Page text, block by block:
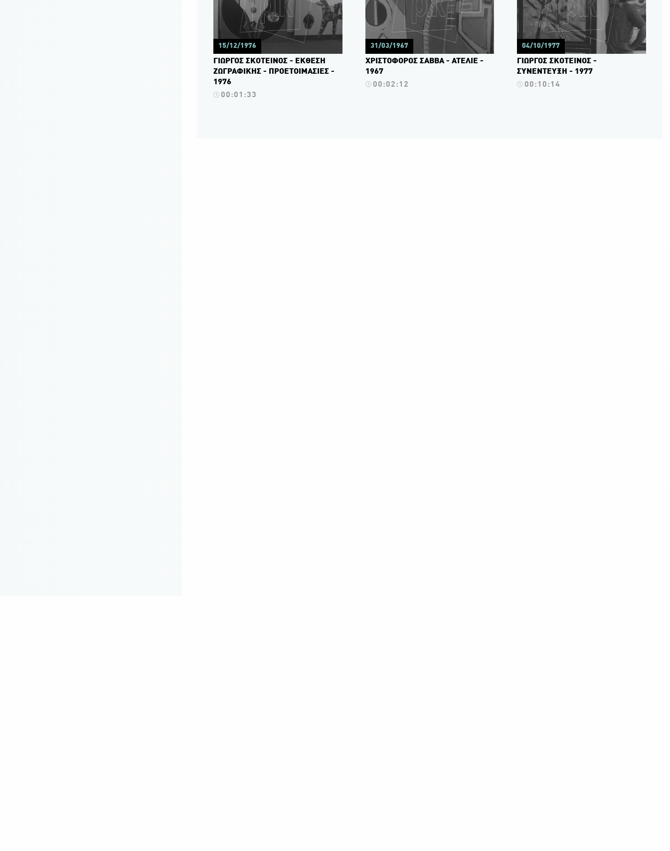
15/12/1976
ΓΙΩΡΓΟΣ ΣΚΟΤΕΙΝΟΣ - ΕΚΘΕΣΗ
ΖΩΓΡΑΦΙΚΗΣ - ΠΡΟΕΤΟΙΜΑΣΙΕΣ -
1976
00:01:33
31/03/1967
ΧΡΙΣΤΟΦΟΡΟΣ ΣΑΒΒΑ - ΑΤΕΛΙΕ -
1967
00:02:12
04/10/1977
ΓΙΩΡΓΟΣ ΣΚΟΤΕΙΝΟΣ -
ΣΥΝΕΝΤΕΥΞΗ - 1977
00:10:14